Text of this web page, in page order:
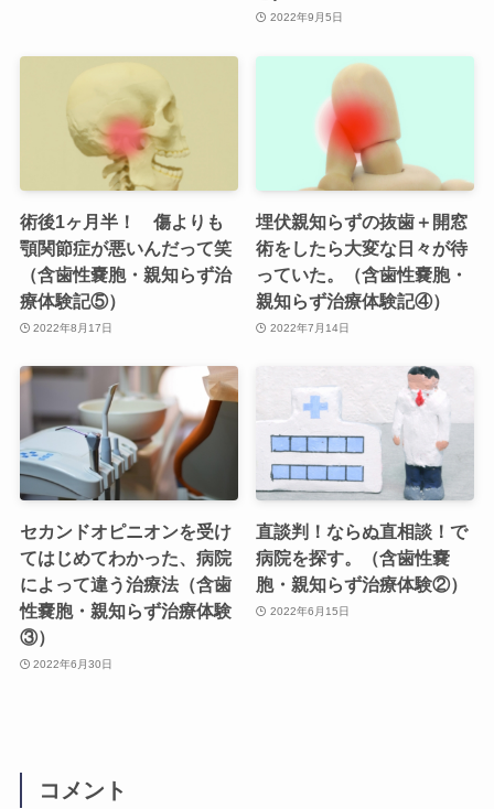
2022年9月5日
術後1ヶ月半！ 傷よりも
顎関節症が悪いんだって笑
（含歯性嚢胞・親知らず治
療体験記⑤）
2022年8月17日
埋伏親知らずの抜歯＋開窓
術をしたら大変な日々が待
っていた。（含歯性嚢胞・
親知らず治療体験記④）
2022年7月14日
セカンドオピニオンを受け
てはじめてわかった、病院
によって違う治療法（含歯
性嚢胞・親知らず治療体験
③）
2022年6月30日
直談判！ならぬ直相談！で
病院を探す。（含歯性嚢
胞・親知らず治療体験②）
2022年6月15日
コメント